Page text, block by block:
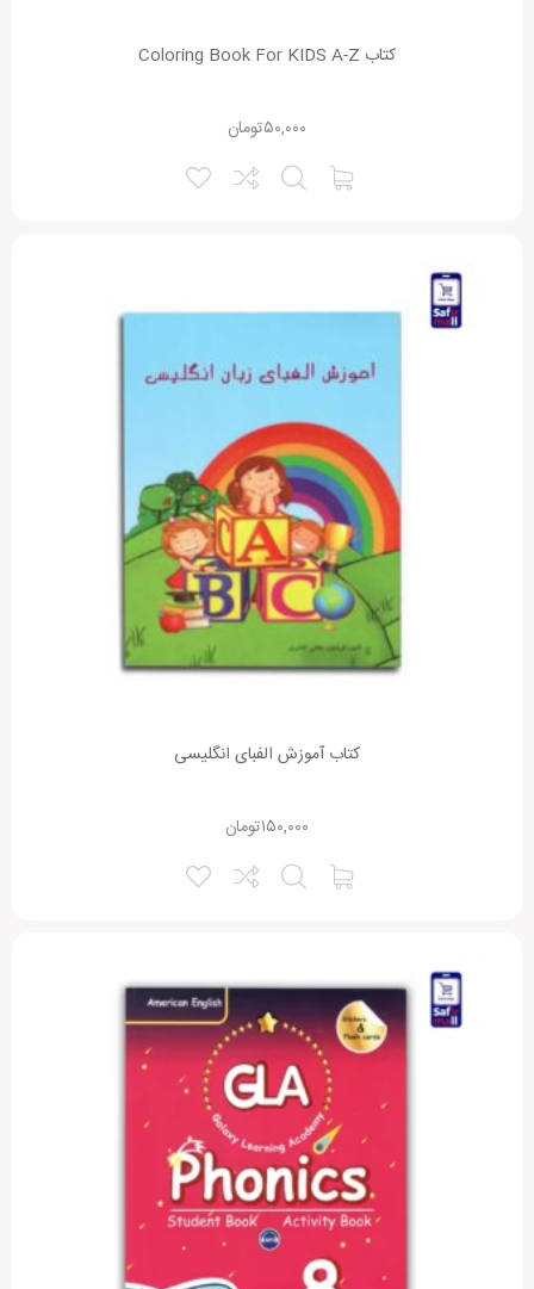
کتاب Coloring Book For KIDS A-Z
تومان۵۰,۰۰۰
کتاب آموزش الفبای انگلیسی
تومان۱۵۰,۰۰۰